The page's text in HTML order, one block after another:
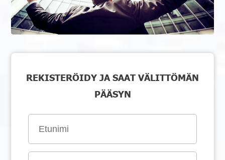
REKISTERÖIDY JA SAAT VÄLITTÖMÄN
PÄÄSYN